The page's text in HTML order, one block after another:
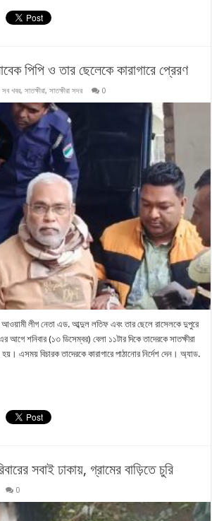
পিপি ও তার ছেলেকে কারাগারে প্রেরণ
সব খবর,সাতক্ষীরা,সাতক্ষীরা সদর 0
আওয়ামী লীগ নেতা এড. আব্দুল লতিফ এবং তার ছেলে রাসেলকে দুপুরে
আগে শনিবার (১৩ ডিসেম্বর) বেলা ১১টার দিকে তাদেরকে সাতক্ষীরা
এসময় বিচারক তাদেরকে কারাগারে পাঠানোর নির্দেশ দেন। অ্যাড.
সবাই ঢাকায়, গ্রামের বাড়িতে চুরি
0